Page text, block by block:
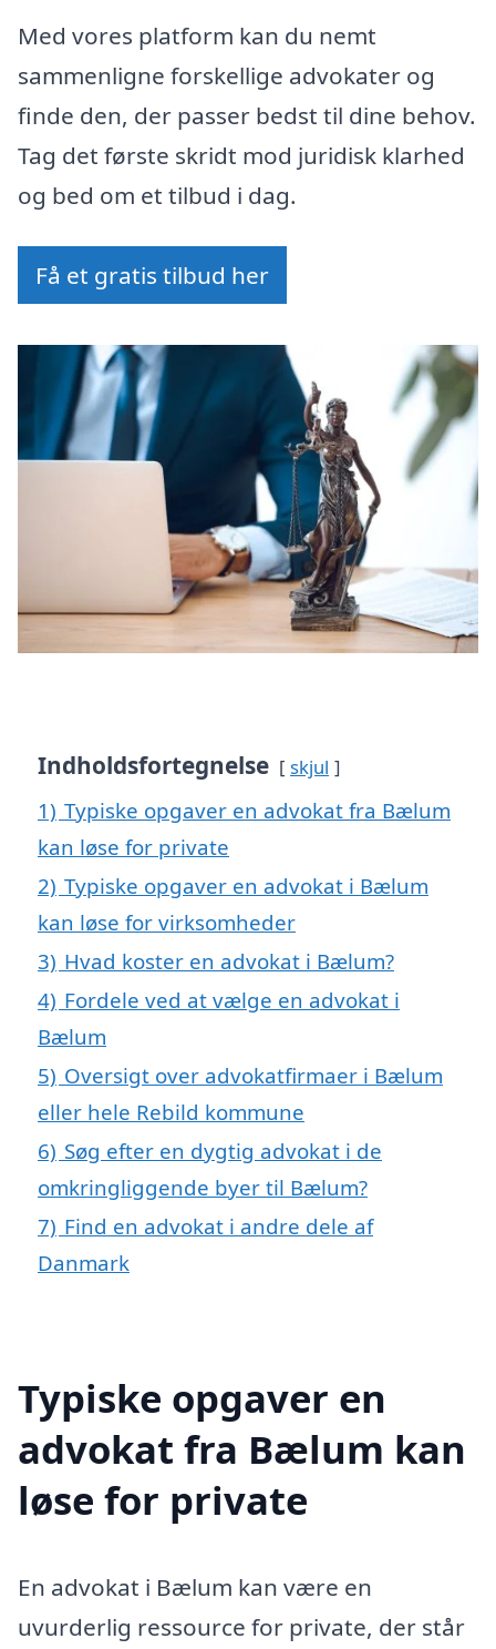
Med vores platform kan du nemt
sammenligne forskellige advokater og
finde den, der passer bedst til dine behov.
Tag det første skridt mod juridisk klarhed
og bed om et tilbud i dag.
Få et gratis tilbud her
Indholdsfortegnelse skjul
1) Typiske opgaver en advokat fra Bælum
kan løse for private
2) Typiske opgaver en advokat i Bælum
kan løse for virksomheder
3) Hvad koster en advokat i Bælum?
4) Fordele ved at vælge en advokat i
Bælum
5) Oversigt over advokatfirmaer i Bælum
eller hele Rebild kommune
6) Søg efter en dygtig advokat i de
omkringliggende byer til Bælum?
7) Find en advokat i andre dele af
Danmark
Typiske opgaver en
advokat fra Bælum kan
løse for private
En advokat i Bælum kan være en
uvurderlig ressource for private, der står